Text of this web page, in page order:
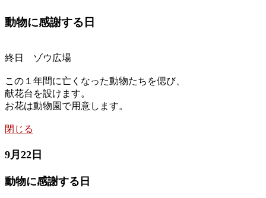
動物に感謝する日
終日 ゾウ広場
この１年間に亡くなった動物たちを偲び、
献花台を設けます。
お花は動物園で用意します。
閉じる
9月22日
動物に感謝する日